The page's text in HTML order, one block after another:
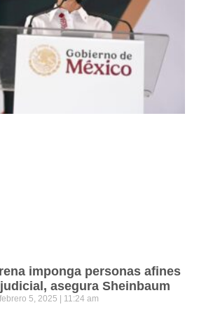
imponga personas afines
asegura Sheinbaum
febrero 5, 2025 11:24 am